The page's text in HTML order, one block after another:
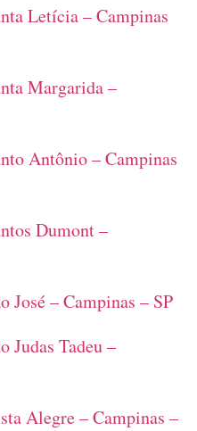
Letícia – Campinas
Margarida –
Antônio – Campinas
Dumont –
José – Campinas – SP
Judas Tadeu –
Alegre – Campinas –